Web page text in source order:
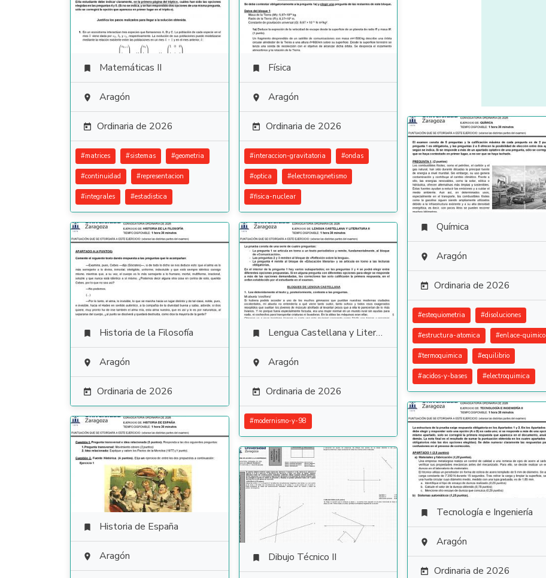
 Matemáticas II
 Aragón
 Ordinaria de 2026
#matrices #sistemas #geometria
#continuidad #representacion
#integrales #estadistica
 Física
 Aragón
 Ordinaria de 2026
#interaccion-gravitatoria #ondas
#optica #electromagnetismo
#fisica-nuclear
 Química
 Aragón
 Ordinaria de 2026
#estequiometria #disoluciones
#estructura-atomica #enlace-quimico
#termoquimica #equilibrio
#acidos-y-bases #electroquimica
 Historia de la Filosofía
 Aragón
 Ordinaria de 2026
 Lengua Castellana y Literatura
 Aragón
 Ordinaria de 2026
#modernismo-y-98
 Tecnología e Ingeniería
 Aragón
 Ordinaria de 2026
 Historia de España
 Aragón  Dibujo Técnico II